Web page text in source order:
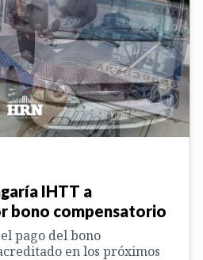
IHTT a
bono compensatorio
pago del bono
en los próximos